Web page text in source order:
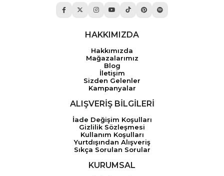
HAKKIMIZDA
Hakkımızda
Mağazalarımız
Blog
İletişim
Sizden Gelenler
Kampanyalar
ALIŞVERİŞ BİLGİLERİ
İade Değişim Koşulları
Gizlilik Sözleşmesi
Kullanım Koşulları
Yurtdışından Alışveriş
Sıkça Sorulan Sorular
KURUMSAL